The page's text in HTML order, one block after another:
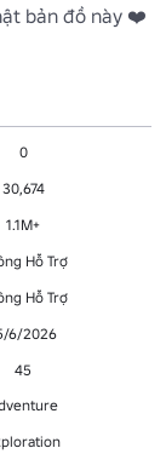
bản đồ này ❤️
0
30,674
1.1M+
Hỗ Trợ
Hỗ Trợ
6/2026
45